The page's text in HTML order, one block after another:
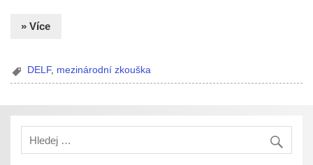
» Více
DELF, mezinárodní zkouška